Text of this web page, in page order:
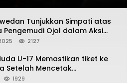
Tunjukkan Simpati atas
Pengemudi Ojol dalam Aksi
2127
U-17 Memastikan tiket ke
Setelah Mencetak
Gemilang atas Yaman 4-1 di
1929